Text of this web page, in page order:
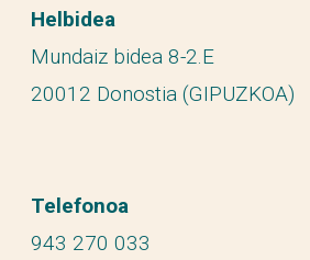
Helbidea
Mundaiz bidea 8-2.E
20012 Donostia (GIPUZKOA)
Telefonoa
943 270 033